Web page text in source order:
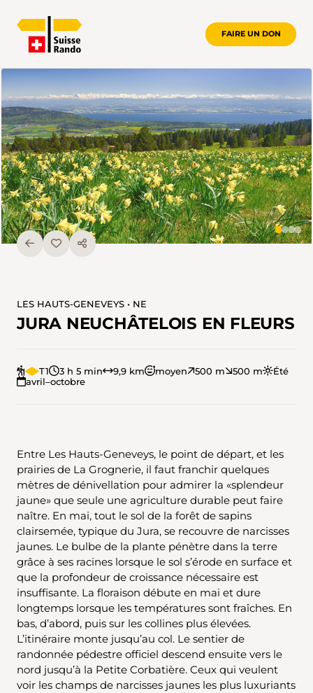
FAIRE UN DON
LES HAUTS-GENEVEYS • NE
JURA NEUCHÂTELOIS EN FLEURS
T1 3 h 5 min 9,9 km moyen 500 m 500 m
Été
avril–octobre
Entre Les Hauts-Geneveys, le point de départ, et les
prairies de La Grognerie, il faut franchir quelques
mètres de dénivellation pour admirer la «splendeur
jaune» que seule une agriculture durable peut faire
naître. En mai, tout le sol de la forêt de sapins
clairsemée, typique du Jura, se recouvre de narcisses
jaunes. Le bulbe de la plante pénètre dans la terre
grâce à ses racines lorsque le sol s’érode en surface et
que la profondeur de croissance nécessaire est
insuffisante. La floraison débute en mai et dure
longtemps lorsque les températures sont fraîches. En
bas, d’abord, puis sur les collines plus élevées.
L’itinéraire monte jusqu’au col. Le sentier de
randonnée pédestre officiel descend ensuite vers le
nord jusqu’à la Petite Corbatière. Ceux qui veulent
voir les champs de narcisses jaunes les plus luxuriants